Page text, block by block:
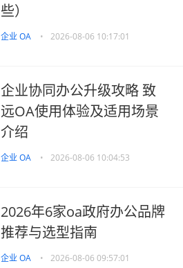
些）
企业 OA • 2026-08-06 10:17:01
企业协同办公升级攻略 致
远OA使用体验及适用场景
介绍
企业 OA • 2026-08-06 10:04:53
2026年6家oa政府办公品牌
推荐与选型指南
企业 OA • 2026-08-06 09:57:01